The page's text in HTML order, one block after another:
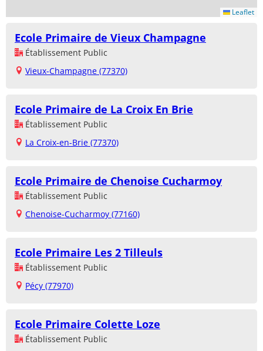
Leaflet
Ecole Primaire de Vieux Champagne
Établissement Public
Vieux-Champagne (77370)
Ecole Primaire de La Croix En Brie
Établissement Public
La Croix-en-Brie (77370)
Ecole Primaire de Chenoise Cucharmoy
Établissement Public
Chenoise-Cucharmoy (77160)
Ecole Primaire Les 2 Tilleuls
Établissement Public
Pécy (77970)
Ecole Primaire Colette Loze
Établissement Public